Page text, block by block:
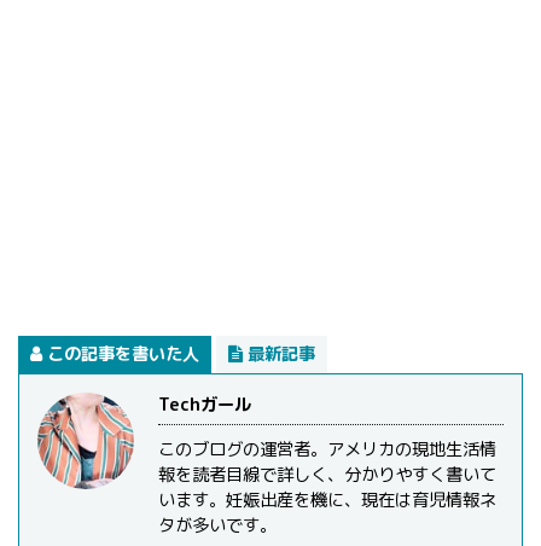
この記事を書いた人 最新記事
Techガール
このブログの運営者。アメリカの現地生活情
報を読者目線で詳しく、分かりやすく書いて
います。妊娠出産を機に、現在は育児情報ネ
タが多いです。